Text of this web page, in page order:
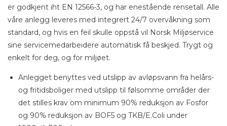
er godkjent iht EN 12566-3, og har enestående rensetall. Alle
våre anlegg leveres med integrert 24/7 overvåkning som
standard, og hvis en feil skulle oppstå vil Norsk Miljøservice
sine servicemedarbeidere automatisk få beskjed. Trygt og
enkelt for deg, og for miljøet.
Anlegget benyttes ved utslipp av avløpsvann fra helårs-
og fritidsboliger med utslipp til følsomme områder der
det stilles krav om minimum 90% reduksjon av Fosfor
og 90% reduksjon av BOF5 og TKB/E.Coli under